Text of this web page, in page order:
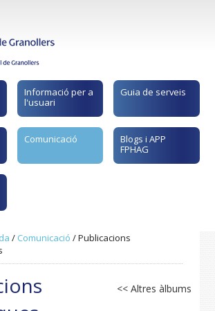
Informació per a
l'usuari
Guia de serveis
Comunicació
Blogs i APP
FPHAG
/ Comunicació /Publicacions
<< Altres àlbums